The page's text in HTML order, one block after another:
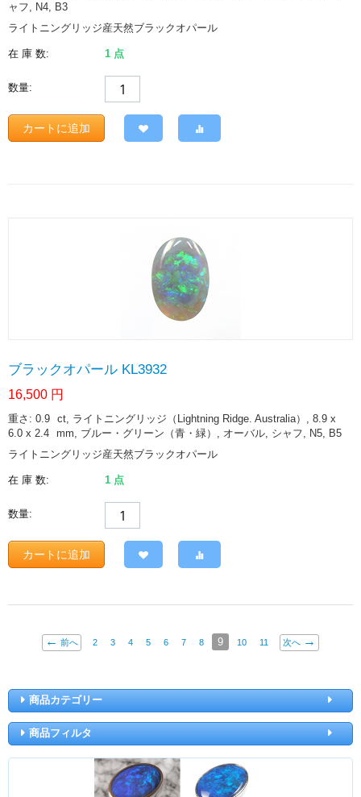
ャフ, N4, B3
ライトニングリッジ産天然ブラックオパール
在 庫 数: 1 点
数量:
カートに追加
ブラックオパール KL3932
16,500 円
重さ: 0.9 ct, ライトニングリッジ（Lightning Ridge. Australia）, 8.9 x
6.0 x 2.4 mm, ブルー・グリーン（青・緑）, オーバル, シャフ, N5, B5
ライトニングリッジ産天然ブラックオパール
在 庫 数: 1 点
数量:
カートに追加
前へ 2 3 4 5 6 7 8 9 10 11 次へ
商品カテゴリー
商品フィルタ